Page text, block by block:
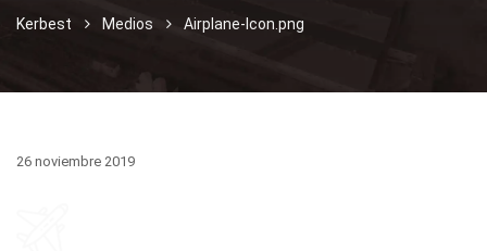
Kerbest Medios Airplane-Icon.png
26 noviembre 2019